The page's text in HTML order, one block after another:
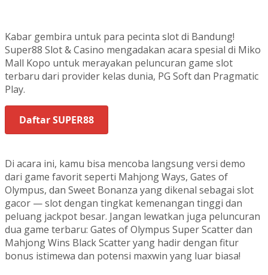
Kabar gembira untuk para pecinta slot di Bandung!
Super88 Slot & Casino mengadakan acara spesial di Miko
Mall Kopo untuk merayakan peluncuran game slot
terbaru dari provider kelas dunia, PG Soft dan Pragmatic
Play.
Daftar SUPER88
Di acara ini, kamu bisa mencoba langsung versi demo
dari game favorit seperti Mahjong Ways, Gates of
Olympus, dan Sweet Bonanza yang dikenal sebagai slot
gacor — slot dengan tingkat kemenangan tinggi dan
peluang jackpot besar. Jangan lewatkan juga peluncuran
dua game terbaru: Gates of Olympus Super Scatter dan
Mahjong Wins Black Scatter yang hadir dengan fitur
bonus istimewa dan potensi maxwin yang luar biasa!